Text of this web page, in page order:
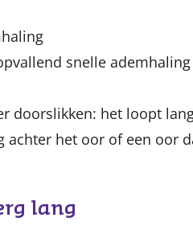
snelle ademhaling
doorslikken: het loopt
achter het oor of een oor
lang